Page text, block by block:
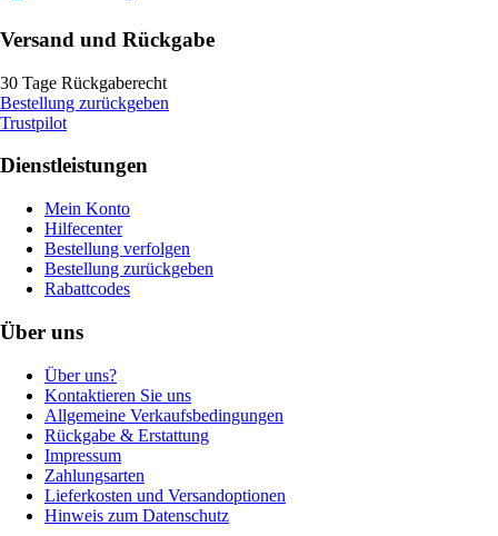
Versand und Rückgabe
30 Tage Rückgaberecht
Bestellung zurückgeben
Trustpilot
Dienstleistungen
Mein Konto
Hilfecenter
Bestellung verfolgen
Bestellung zurückgeben
Rabattcodes
Über uns
Über uns?
Kontaktieren Sie uns
Allgemeine Verkaufsbedingungen
Rückgabe & Erstattung
Impressum
Zahlungsarten
Lieferkosten und Versandoptionen
Hinweis zum Datenschutz